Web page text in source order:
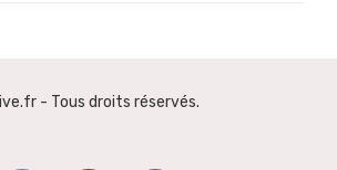
- Tous droits réservés.